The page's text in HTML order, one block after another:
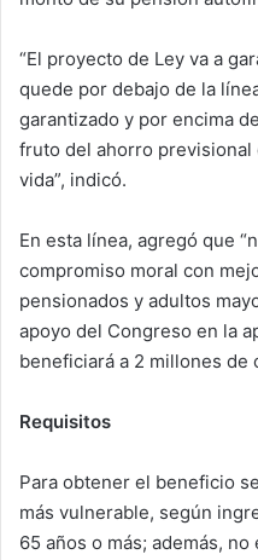
“El proyecto de Ley va a
quede por debajo de la
garantizado y por encima
fruto del ahorro previsional
vida”, indicó.
En esta línea, agregó que
compromiso moral con
pensionados y adultos
apoyo del Congreso en la
beneficiará a 2 millones de
Requisitos
Para obtener el beneficio
más vulnerable, según
65 años o más; además,